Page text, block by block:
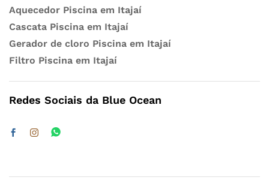
Aquecedor Piscina em Itajaí
Cascata Piscina em Itajaí
Gerador de cloro Piscina em Itajaí
Filtro Piscina em Itajaí
Redes Sociais da Blue Ocean